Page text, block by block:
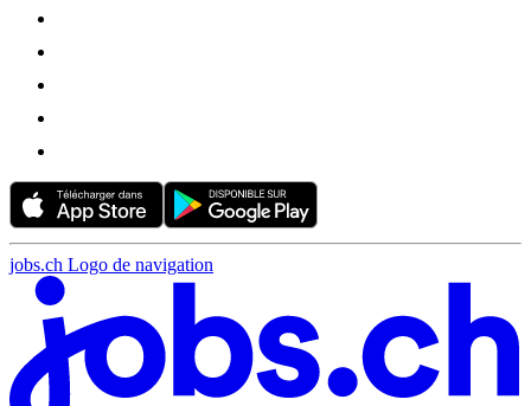
jobs.ch Logo de navigation